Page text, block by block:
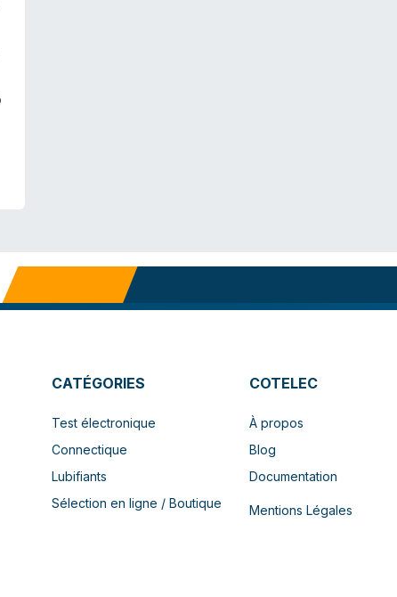
CATÉGORIES
Test électronique
Connectique
Lubifiants
Sélection en ligne / Boutique
COTELEC
À propos
Blog
Documentation
Mentions Légales